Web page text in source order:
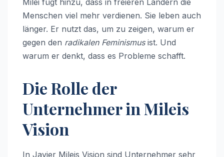
Milei fügt hinzu, dass in freieren Ländern die
Menschen viel mehr verdienen. Sie leben auch
länger. Er nutzt das, um zu zeigen, warum er
gegen den radikalen Feminismusist. Und
warum er denkt, dass es Probleme schafft.
Die Rolle der
Unternehmer in Mileis
Vision
In Javier Mileis Vision sind Unternehmer sehr